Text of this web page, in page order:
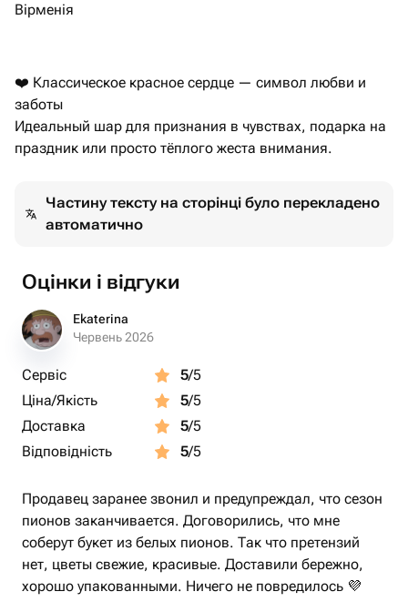
Вірменія
❤️ Классическое красное сердце — символ любви и
заботы
Идеальный шар для признания в чувствах, подарка на
праздник или просто тёплого жеста внимания.
Частину тексту на сторінці було перекладено
автоматично
Оцінки і відгуки
Ekaterina
Червень 2026
Сервіс 5/5
Ціна/Якість
5/5
Доставка
5/5
Відповідність
5/5
Продавец заранее звонил и предупреждал, что сезон
пионов заканчивается. Договорились, что мне
соберут букет из белых пионов. Так что претензий
нет, цветы свежие, красивые. Доставили бережно,
хорошо упакованными. Ничего не повредилось 💜